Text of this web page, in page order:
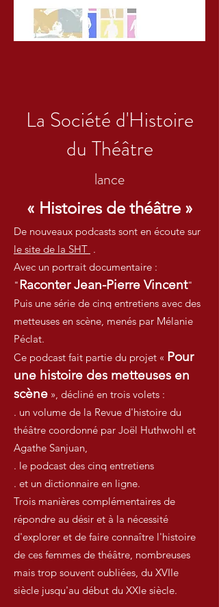
La Société d'Histoire
du Théâtre
lance
« Histoires de théâtre »
De nouveaux podcasts sont en écoute sur
le site de la SHT .
Avec un portrait documentaire :
"Raconter Jean-Pierre Vincent"
Puis une série de cinq entretiens avec des
metteuses en scène, menés par Mélanie
Péclat.
Ce podcast fait partie du projet « Pour
une histoire des metteuses en
scène », décliné en trois volets :
. un volume de la Revue d'histoire du
théâtre coordonné par Joël Huthwohl et
Agathe Sanjuan,
. le podcast des cinq entretiens
. et un dictionnaire en ligne.
Trois manières complémentaires de
répondre au désir et à la nécessité
d'explorer et de faire connaître l'histoire
de ces femmes de théâtre, nombreuses
mais trop souvent oubliées, du XVIIe
siècle jusqu'au début du XXIe siècle.